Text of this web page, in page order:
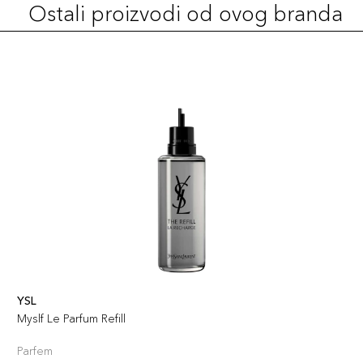
Ostali proizvodi od ovog branda
YSL
Myslf Le Parfum Refill
Parfem